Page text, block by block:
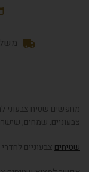
מחפשים שטיח צבעוני
צבעוניים, שמחים,
שטיחים צבעוניים